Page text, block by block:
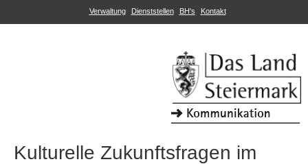
Verwaltung Dienststellen BH's Kontakt
Kulturelle Zukunftsfragen im